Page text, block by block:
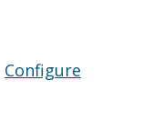
Configure